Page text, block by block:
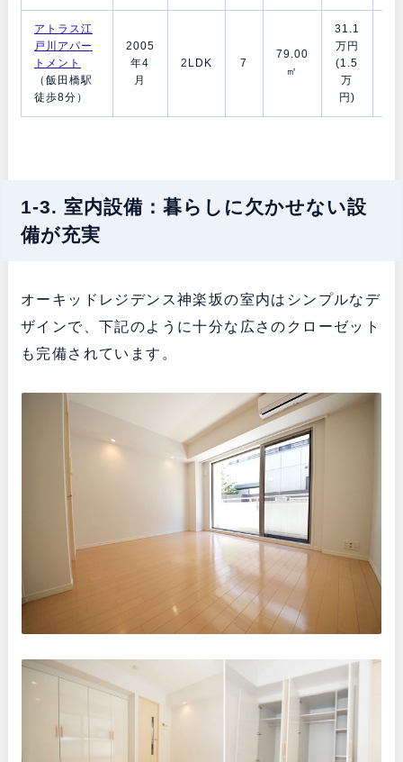
アトラス江
戸川アパー
トメント
（飯田橋駅
徒歩8分）
2005
年4
月
2LDK 7
79.00
㎡
31.1
万円
(1.5
万
円)
1-3. 室内設備：暮らしに欠かせない設
備が充実
オーキッドレジデンス神楽坂の室内はシンプルなデ
ザインで、下記のように十分な広さのクローゼット
も完備されています。